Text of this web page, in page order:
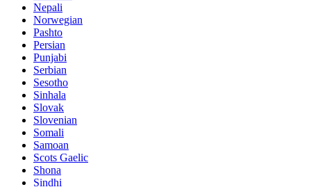
Nepali
Norwegian
Pashto
Persian
Punjabi
Serbian
Sesotho
Sinhala
Slovak
Slovenian
Somali
Samoan
Scots Gaelic
Shona
Sindhi